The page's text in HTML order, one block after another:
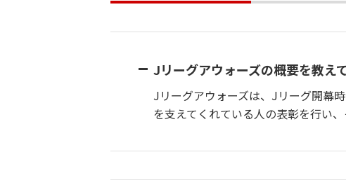
Jリーグアウォーズの概要を教え
Jリーグアウォーズは、Jリーグ開幕
を支えてくれている人の表彰を行い